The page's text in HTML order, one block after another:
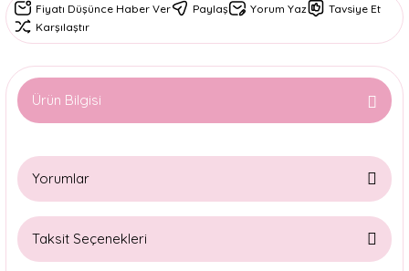
Fiyatı Düşünce Haber Ver Paylaş Yorum Yaz
Tavsiye Et
Karşılaştır
Ürün Bilgisi
Yorumlar
Taksit Seçenekleri